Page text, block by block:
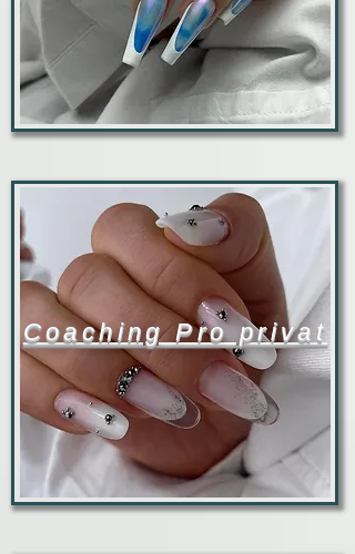
Coaching Pro privat